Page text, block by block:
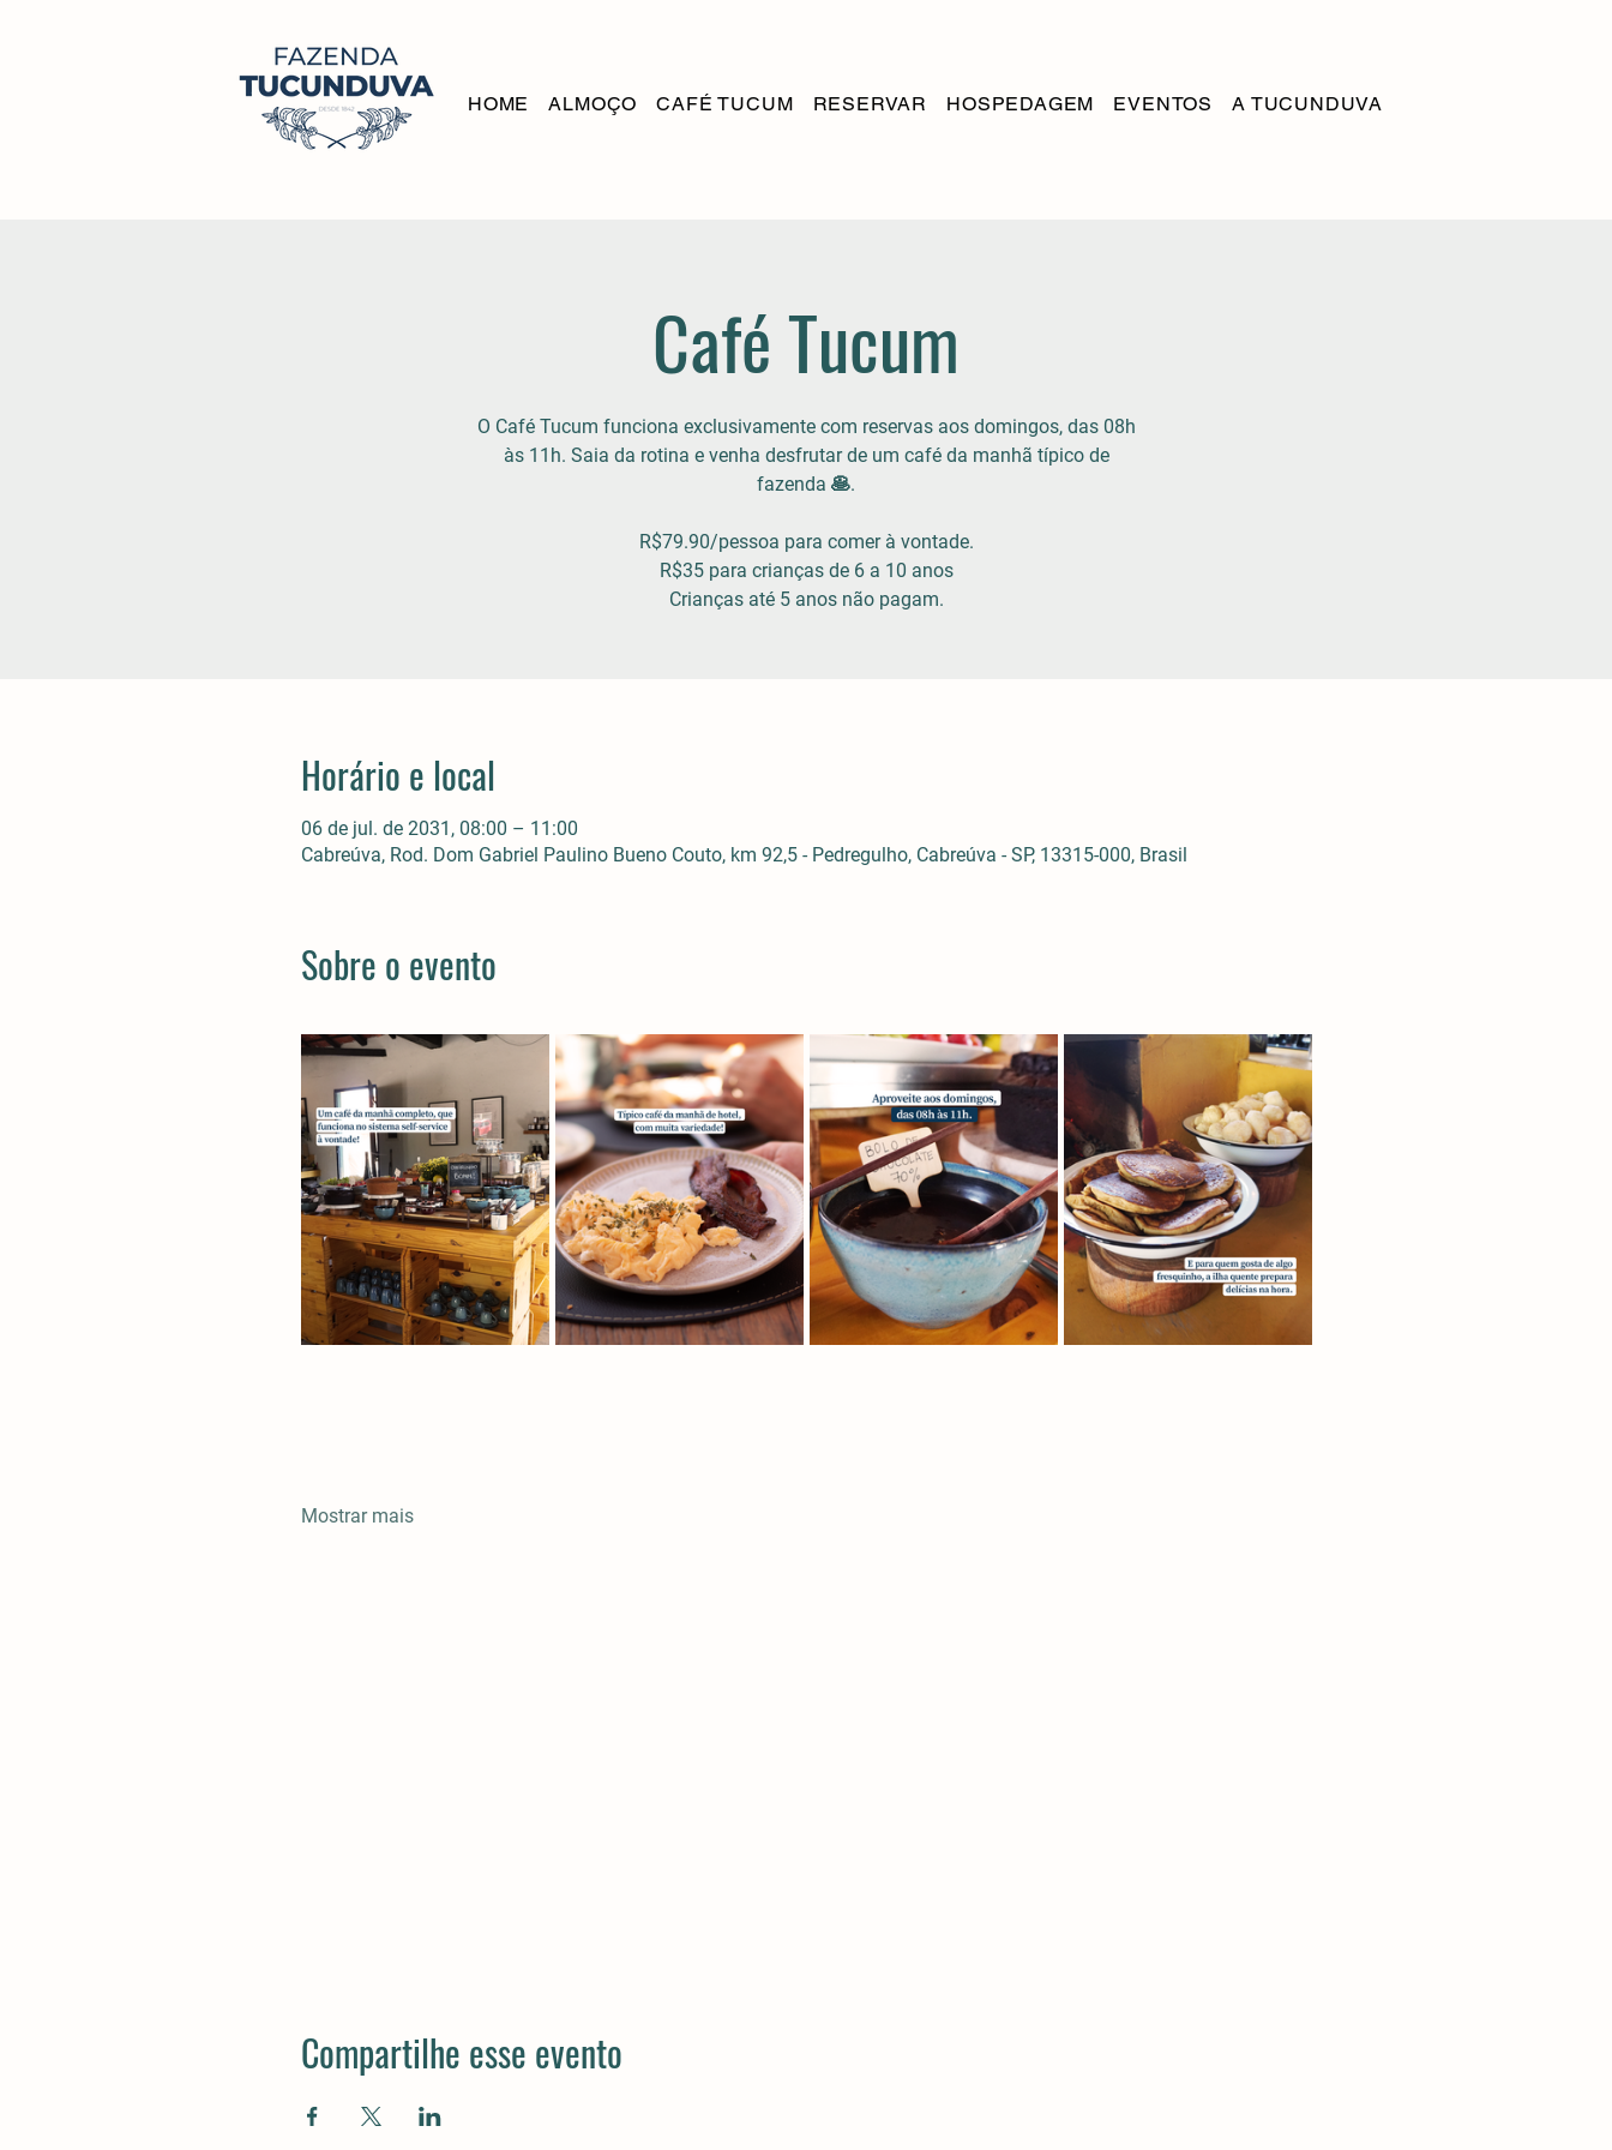
HOME ALMOÇO CAFÉ TUCUM RESERVAR HOSPEDAGEM EVENTOS A TUCUNDUVA
Café Tucum
O Café Tucum funciona exclusivamente com reservas aos domingos, das 08h
às 11h. Saia da rotina e venha desfrutar de um café da manhã típico de
fazenda 🥞.
R$79.90/pessoa para comer à vontade.
R$35 para crianças de 6 a 10 anos
Crianças até 5 anos não pagam.
Horário e local
06 de jul. de 2031, 08:00 – 11:00
Cabreúva, Rod. Dom Gabriel Paulino Bueno Couto, km 92,5 - Pedregulho, Cabreúva - SP, 13315-000, Brasil
Sobre o evento
Mostrar mais
Compartilhe esse evento